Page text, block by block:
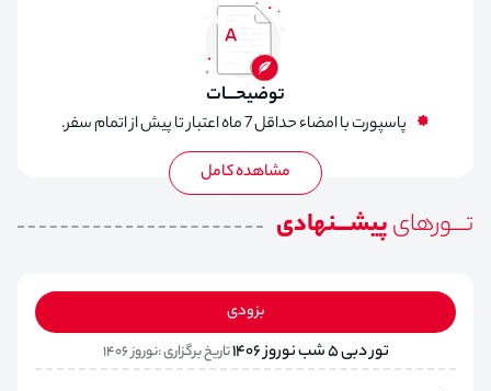
لیدر فارسی زبان
توضیحـــات
پاسپورت با امضاء حداقل 7 ماه اعتبار تا پیش از اتمام سفر.
تـــورهایپیشـــنهادی
بزودی
تور دبی 5 شب نوروز 1406 تاریخ برگزاری :نوروز 1406